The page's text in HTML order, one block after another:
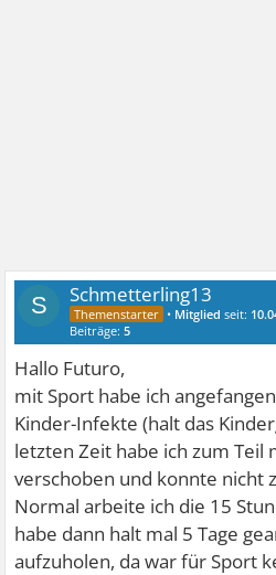
S Schmetterling13
• Mitglied seit:
Beiträge:5
Hallo Futuro,
mit Sport habe ich
Kinder-Infekte (halt das
letzten Zeit habe ich zum Teil
verschoben und konnte nicht
Normal arbeite ich die 15
habe dann halt mal 5 Tage
aufzuholen, da war für Sport